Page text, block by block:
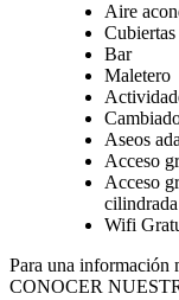
Aire
Bar
Maletero
Aseos
Acceso
Acceso
Wifi
Para una información
CONOCER